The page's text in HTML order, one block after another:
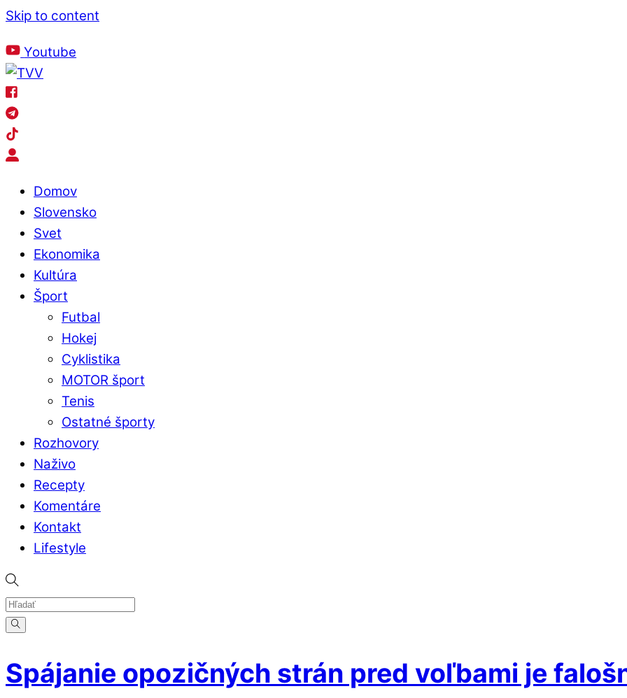
Skip to content
Youtube
Domov
Slovensko
Svet
Ekonomika
Kultúra
Šport
Futbal
Hokej
Cyklistika
MOTOR šport
Tenis
Ostatné športy
Rozhovory
Naživo
Recepty
Komentáre
Kontakt
Lifestyle
Spájanie opozičných strán pred voľbami je